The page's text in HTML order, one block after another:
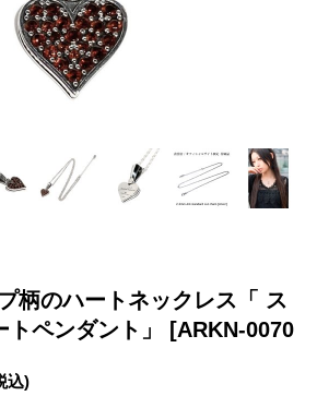
柄のハートネックレス「 ス
トペンダント」
[ARKN-0070
込)